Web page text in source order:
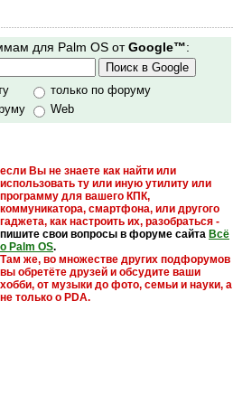
для Palm OS отGoogle™:
только по форуму
Web
если Вы не знаете как найти или
использовать ту или иную утилиту или
программу для вашего КПК,
коммуникатора, смартфона, или другого
гаджета, как настроить их, разобраться -
пишите свои вопросы в форуме сайта Всё
о Palm OS.
Там же, во множестве других подфорумов
вы обретёте друзей и обсудите ваши
хобби, от музыки до фото, семьи и науки, а
не только о PDA.